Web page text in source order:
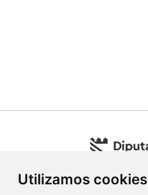
Utilizamos cookies